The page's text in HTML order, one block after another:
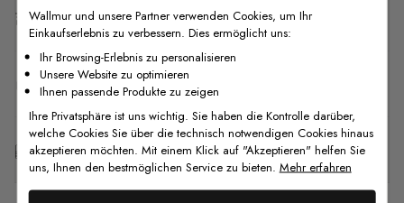
Versand & Rückgabe
F.A.Q
Kostenlose Anpassung
Wallmur und unsere Partner verwenden Cookies, um Ihr
Einkaufserlebnis zu verbessern. Dies ermöglicht uns:
Ihr Browsing-Erlebnis zu personalisieren
Unsere Website zu optimieren
Ihnen passende Produkte zu zeigen
Ihre Privatsphäre ist uns wichtig. Sie haben die Kontrolle darüber,
welche Cookies Sie über die technisch notwendigen Cookies hinaus
akzeptieren möchten. Mit einem Klick auf "Akzeptieren" helfen Sie
uns, Ihnen den bestmöglichen Service zu bieten. Mehr erfahren